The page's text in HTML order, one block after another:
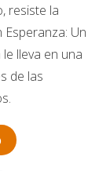
resiste la
Un
lleva en una
de las